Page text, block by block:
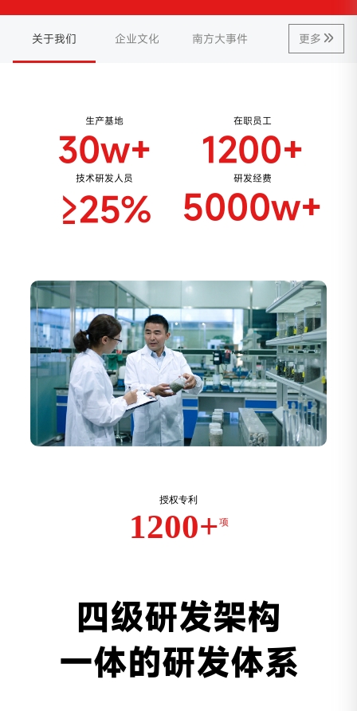
关于我们 企业文化 南方大事件 更多
生产基地
30w+
在职员工
1200+
技术研发人员
≥25%
研发经费
5000w+
授权专利
1200+项
四级研发架构
一体的研发体系